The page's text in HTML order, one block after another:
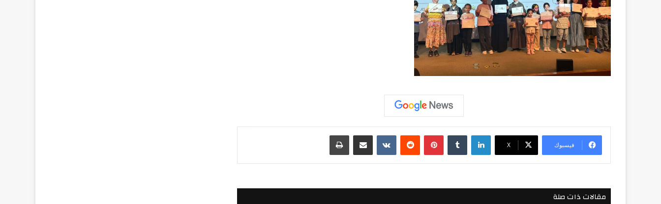
فيسبوك ‫X
لينكدإن بينتيريست مشاركة عبر البريد طباعة
مقالات ذات صلة